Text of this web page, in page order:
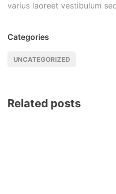
varius laoreet vestibulum
Categories
UNCATEGORIZED
Related posts